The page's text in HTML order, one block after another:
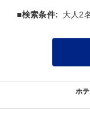
理の数々を、お部屋
https://
■【別邸 蒼空】にご
■【別邸 蒼空】にご
■検索条件: 大人2
ホ